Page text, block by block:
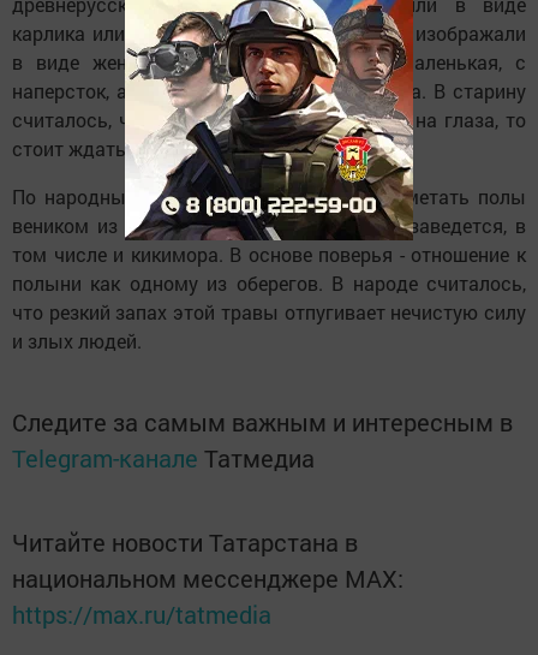
карлика или маленькой женщины. Если ее изображали
в виде женщины, то голова ее была маленькая, с
наперсток, а тело тоненькое, как соломинка. В старину
считалось, что если кикимора показалась на глаза, то
стоит ждать беды в доме.
По народным поверьям, если в доме подметать полы
веником из полыни, то нечистая сила не заведется, в
том числе и кикимора. В основе поверья - отношение к
полыни как одному из оберегов. В народе считалось,
что резкий запах этой травы отпугивает нечистую силу
и злых людей.
Следите за самым важным и интересным в
Telegram-канале Татмедиа
Читайте новости Татарстана в
национальном мессенджере MАХ:
https://max.ru/tatmedia